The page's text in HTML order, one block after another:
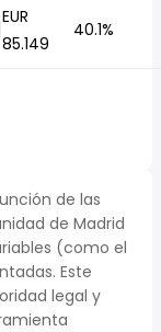
EUR
85.149
40.1%
de las
de Madrid
(como el
Este
legal y